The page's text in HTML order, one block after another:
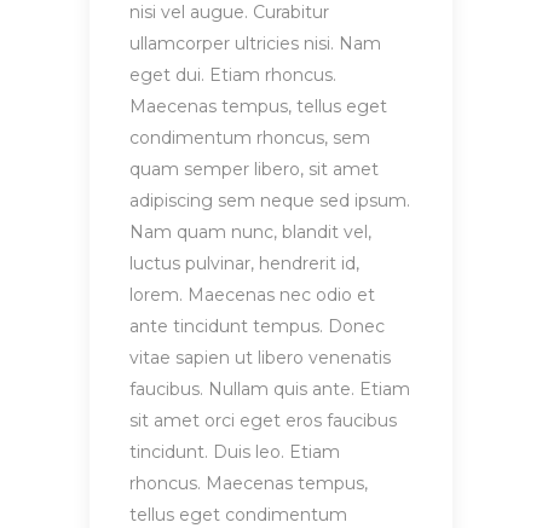
nisi vel augue. Curabitur
ullamcorper ultricies nisi. Nam
eget dui. Etiam rhoncus.
Maecenas tempus, tellus eget
condimentum rhoncus, sem
quam semper libero, sit amet
adipiscing sem neque sed ipsum.
Nam quam nunc, blandit vel,
luctus pulvinar, hendrerit id,
lorem. Maecenas nec odio et
ante tincidunt tempus. Donec
vitae sapien ut libero venenatis
faucibus. Nullam quis ante. Etiam
sit amet orci eget eros faucibus
tincidunt. Duis leo. Etiam
rhoncus. Maecenas tempus,
tellus eget condimentum